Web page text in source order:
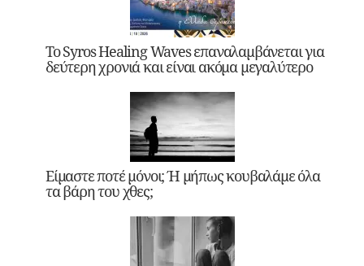
Το Syros Healing Waves επαναλαμβάνεται για
δεύτερη χρονιά και είναι ακόμα μεγαλύτερο
Είμαστε ποτέ μόνοι; Ή μήπως κουβαλάμε όλα
τα βάρη του χθες;